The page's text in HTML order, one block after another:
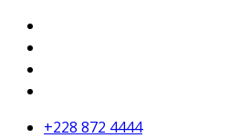
+228 872 4444